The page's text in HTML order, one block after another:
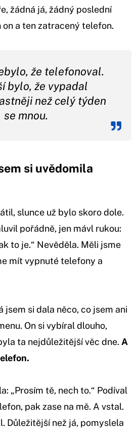
žádná já, žádný poslední
on a ten zatracený telefon.
že telefonoval.
bylo, že vypadal
než celý týden
se mnou.
si uvědomila
slunce už bylo skoro dole.
pořádně, jen mávl rukou:
to je.“ Nevěděla. Měli jsme
mít vypnuté telefony a
jsem si dala něco, co jsem ani
On si vybíral dlouho,
ta nejdůležitější věc dne. A
„Prosím tě, nech to.“ Podíval
pak zase na mě. A vstal.
Důležitější než já, pomyslela